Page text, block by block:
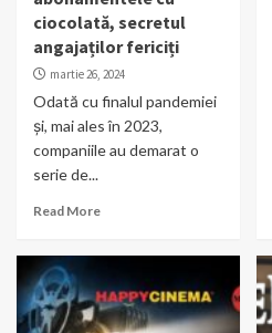
ciocolată, secretul
angajaților fericiți
martie 26, 2024
Odată cu finalul pandemiei
și, mai ales în 2023,
companiile au demarat o
serie de...
Read More